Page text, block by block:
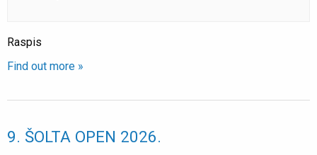
Raspis
Find out more »
9. ŠOLTA OPEN 2026.